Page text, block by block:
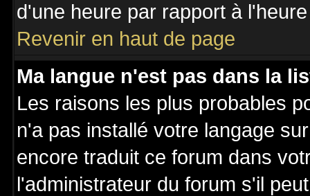
d'une heure par rapport à
Revenir en haut de page
Ma langue n'est pas dans la
Les raisons les plus probables
n'a pas installé votre langage
encore traduit ce forum dans
l'administrateur du forum s'il